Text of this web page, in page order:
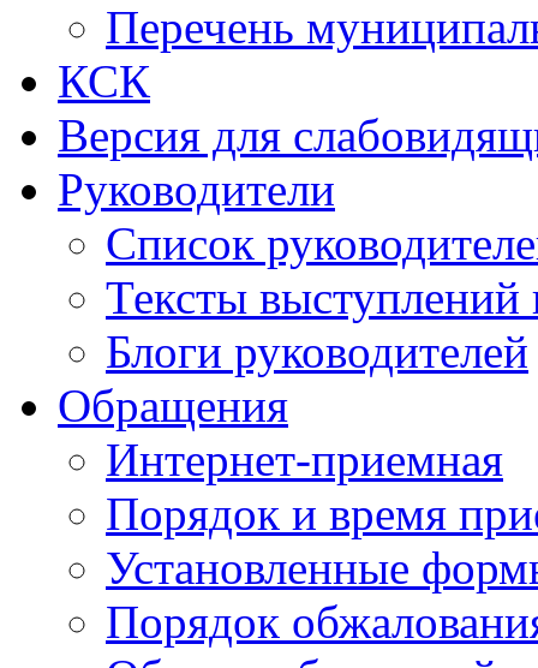
Перечень
КСК
Версия для
Руководители
Список
Тексты выступлений
Блоги руководителей
Обращения
Интернет-приемная
Порядок и время
Установленные
Порядок